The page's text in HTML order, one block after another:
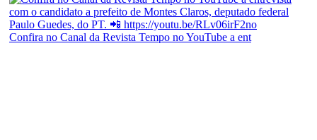
Confira no Canal da Revista Tempo no YouTube a ent